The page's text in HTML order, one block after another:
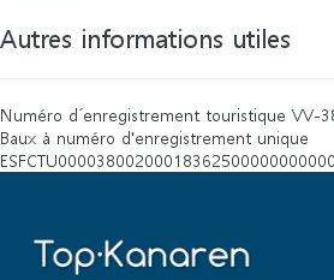
Autres informations utiles
Numéro d´enregistrement touristique VV-
Baux à numéro d'enregistrement unique